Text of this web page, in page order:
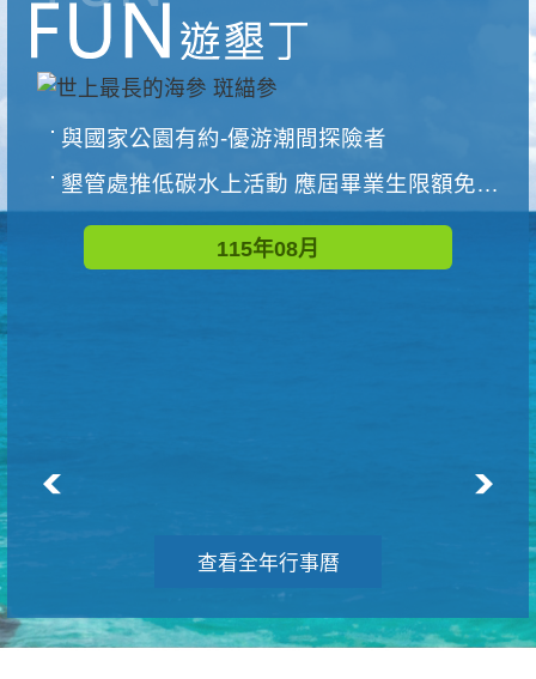
與國家公園有約-優游潮間探險者
墾管處推低碳水上活動 應屆畢業生限額免費參加
115年08月
查看全年行事曆